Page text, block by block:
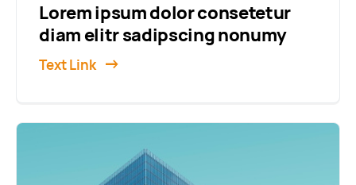
Lorem ipsum dolor consetetur
diam elitr sadipscing nonumy
Text Link